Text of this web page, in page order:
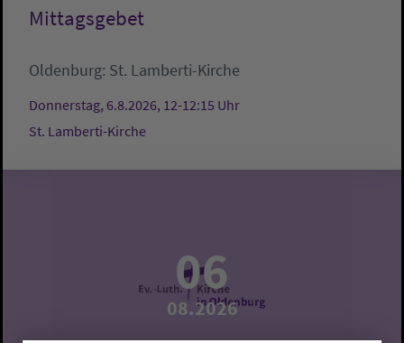
Mittagsgebet
Oldenburg: St. Lamberti-Kirche
Donnerstag, 6.8.2026, 12-12:15 Uhr
St. Lamberti-Kirche
06
08.2026